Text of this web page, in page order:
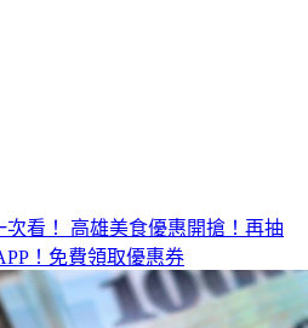
次看！高雄美食優惠開搶！再抽
！免費領取優惠券